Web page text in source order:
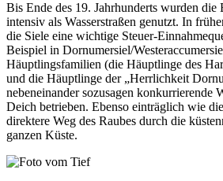
Bis Ende des 19. Jahrhunderts wurden die
intensiv als Wasserstraßen genutzt. In
die Siele eine wichtige Steuer-
Beispiel in Dornumersiel/
Häuptlingsfamilien (die Häuptlinge des
und die Häuptlinge der „Herrlichkeit
nebeneinander sozusagen konkurrierende
Deich betrieben. Ebenso einträglich wie
direktere Weg des Raubes durch die
ganzen Küste.